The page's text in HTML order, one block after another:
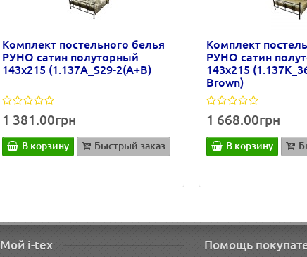
Комплект постельного белья
РУНО сатин полуторный
143х215 (1.137А_S29-2(A+B)
1 381.00грн
В корзину Быстрый заказ
Комплект
РУНО сатин
143х215
Brown)
1 668.00грн
В корзину
Мой i-tex Помощь